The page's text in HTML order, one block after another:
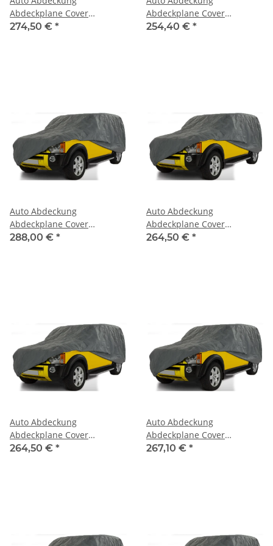
Abdeckplane Cover
Ganzgarage outdoor
274,50 € *
Abdeckplane Cover
Ganzgarage outdoor
254,40 € *
Auto Abdeckung
Abdeckplane Cover
Ganzgarage outdoor
288,00 € *
Auto Abdeckung
Abdeckplane Cover
Ganzgarage outdoor
264,50 € *
Auto Abdeckung
Abdeckplane Cover
Ganzgarage outdoor
264,50 € *
Auto Abdeckung
Abdeckplane Cover
Ganzgarage outdoor
267,10 € *